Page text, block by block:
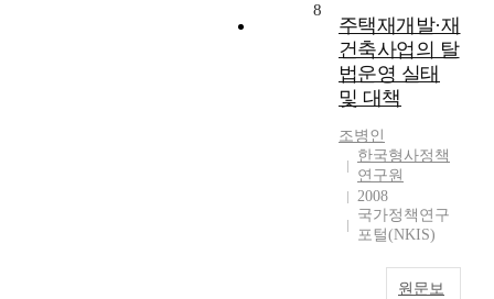
8
주택재개발·재
건축사업의 탈
법운영 실태
및 대책
조병인
한국형사정책
연구원
2008
국가정책연구
포털(NKIS)
원문보